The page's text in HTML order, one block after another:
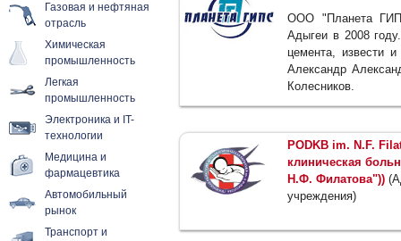
Газовая и нефтяная
отрасль
Химическая
промышленность
Легкая
промышленность
Электроника и IT-
технологии
Медицина и
фармацевтика
Автомобильный
рынок
Транспорт и
ООО "Планета
Адыгеи в 2008
цемента, извести
Александр
Колесников.
PODKB im. N.F.
клиническая
Н.Ф. Филатова"))
учреждения)